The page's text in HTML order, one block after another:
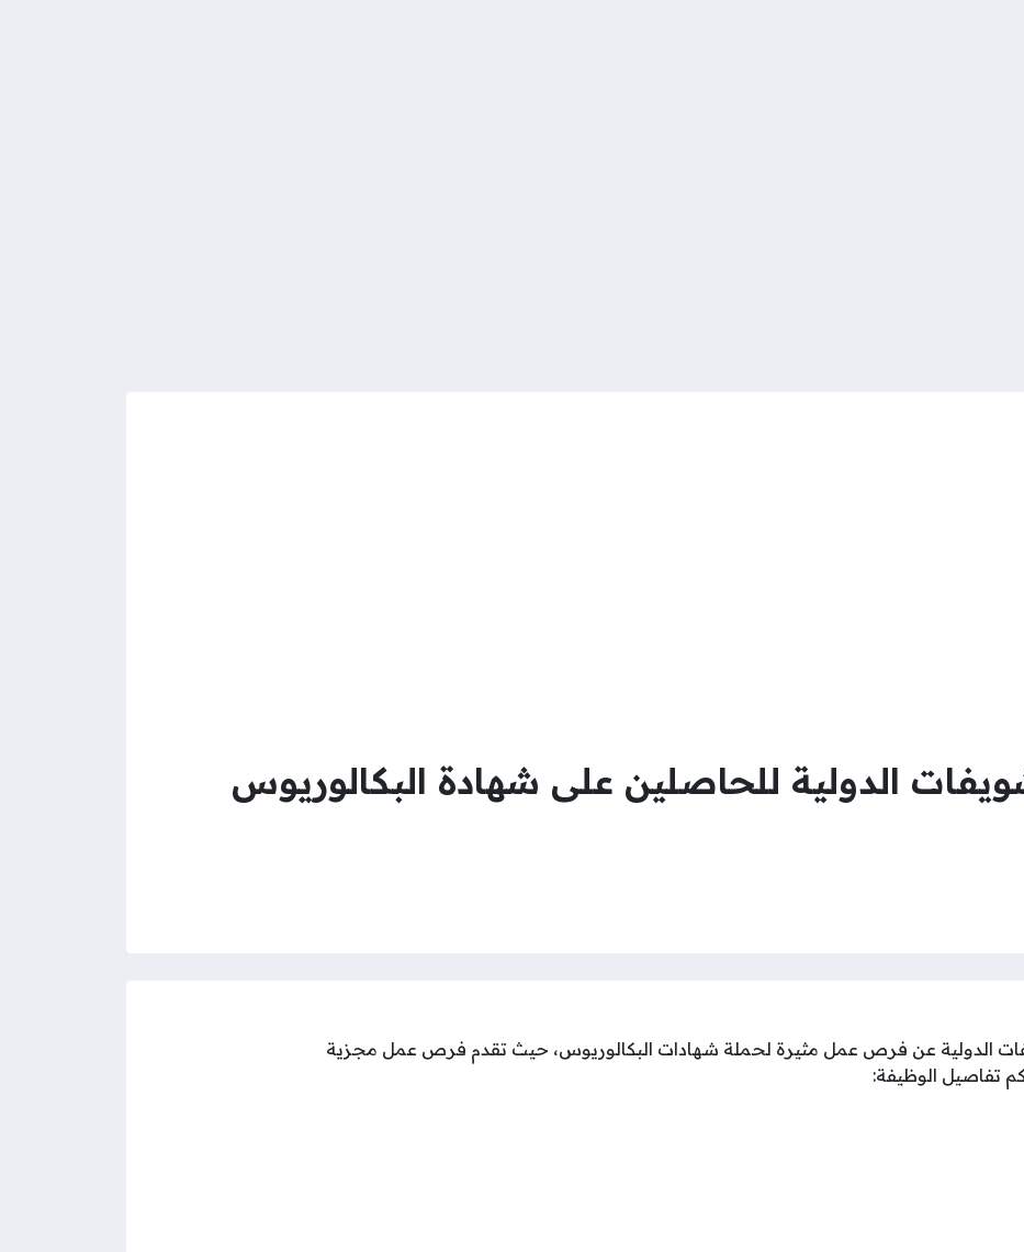
الدولية للحاصلين على شهادة البكالوريوس
الدولية عن فرص عمل مثيرة لحملة شهادات البكالوريوس، حيث تقدم فرص عمل مجزية
تفاصيل الوظيفة: